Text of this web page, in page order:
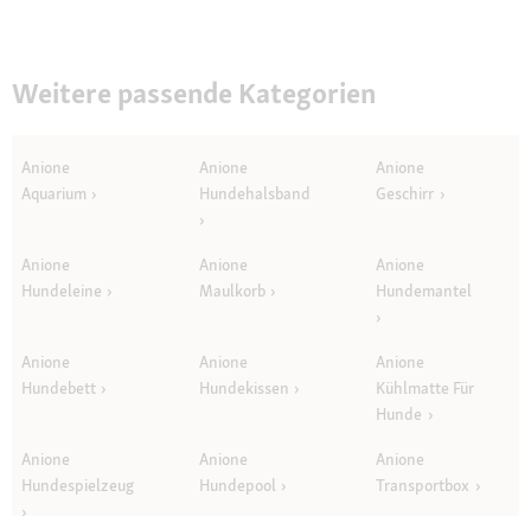
Weitere passende Kategorien
Anione
Aquarium
Anione
Hundehalsband
Anione
Geschirr
Anione
Hundeleine
Anione
Maulkorb
Anione
Hundemantel
Anione
Hundebett
Anione
Hundekissen
Anione
Kühlmatte Für
Hunde
Anione
Hundespielzeug
Anione
Hundepool
Anione
Transportbox